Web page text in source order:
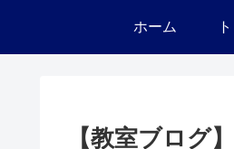
ホーム
【教室ブログ